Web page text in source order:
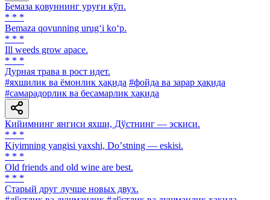
Бемаза қовуннинг уруғи кўп.
* * *
Bemaza qovunning urug‘i ko‘p.
* * *
Ill weeds grow apace.
* * *
Дурная трава в рост идет.
#яхшилик ва ёмонлик ҳақида #фойда ва зарар ҳақида
#самарадорлик ва бесамарлик ҳақида
Кийимнинг янгиси яхши, Дўстнинг — эскиси.
* * *
Kiyimning yangisi yaxshi, Doʼstning — eskisi.
* * *
Old friends and old wine are best.
* * *
Старый друг лучше новых двух.